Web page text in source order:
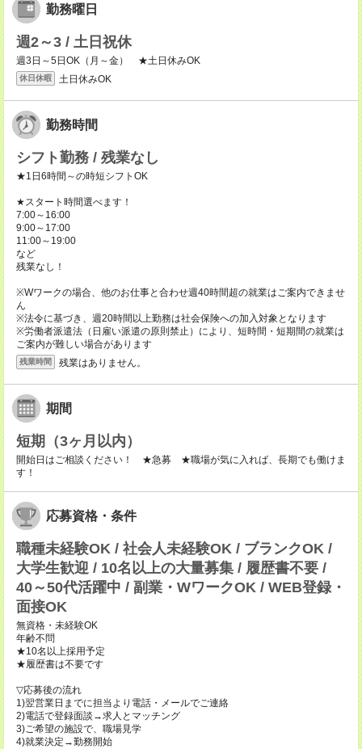
勤務曜日
週2～3 / 土日祝休
週3日～5日OK（月～金） ★土日休みOK
休日休暇 土日休みOK
勤務時間
シフト勤務 / 残業なし
★1日6時間～の時短シフトOK
★スタート時間選べます！
7:00～16:00
9:00～17:00
11:00～19:00
など
残業なし！
※Wワークの場合、他のお仕事と合わせ週40時間超の就業はご案内できませ
ん
※法令に基づき、週20時間以上勤務は社会保険への加入対象となります
※労働者派遣法（日雇い派遣の原則禁止）により、短時間・短期間の就業は
ご案内が難しい場合があります
残業時間 残業はありません。
期間
短期（3ヶ月以内）
開始日はご相談ください！ ★急募 ★職場が気に入れば、長期でも働けま
す！
応募資格・条件
職種未経験OK / 社会人未経験OK / ブランクOK /
大学生歓迎 / 10名以上の大量募集 / 履歴書不要 /
40～50代活躍中 / 副業・WワークOK / WEB登録・
面接OK
無資格・未経験OK
年齢不問
★10名以上採用予定
★履歴書は不要です
▽応募後の流れ
1)翌営業日までに担当より電話・メールでご連絡
2)電話で登録面談→求人とマッチング
3)ご希望の施設で、職場見学
4)就業決定→勤務開始